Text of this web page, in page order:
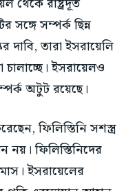
সঙ্গে সম্পর্ক ছিন্ন
তারা ইসরায়েলি
ইসরায়েলও
অটুট রয়েছে।
ফিলিস্তিনি সশস্ত্র
নয়। ফিলিস্তিনিদের
ইসরায়েলের